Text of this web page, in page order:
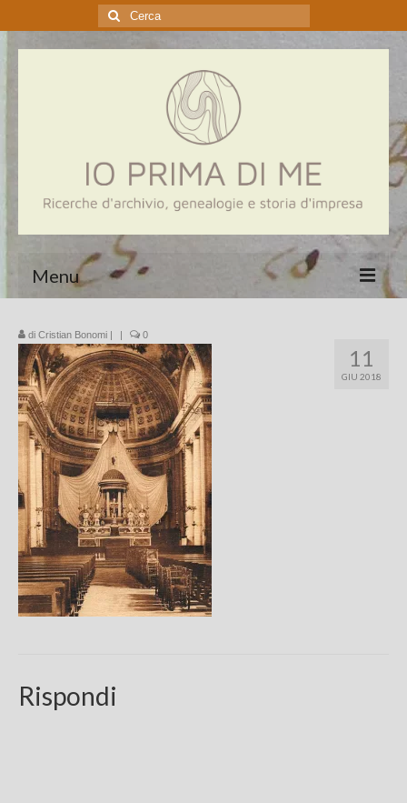
Cerca:
Menu
Genealogia
Aziende
Chi sono
FAQ
Contatti
11
GIU 2018
di Cristian Bonomi | | 0
Rispondi